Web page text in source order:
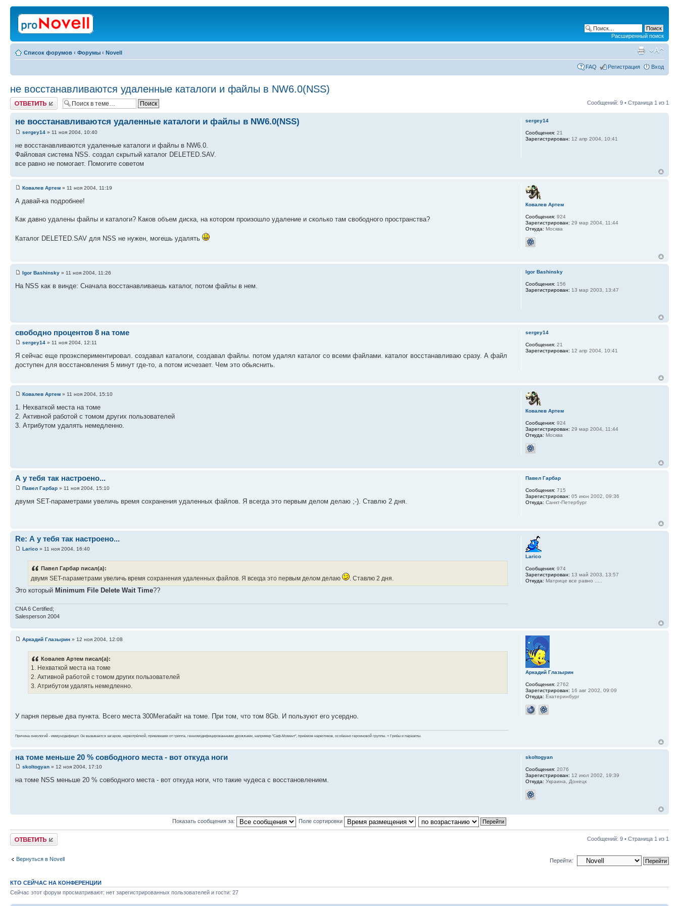
Расширенный поиск
Список форумов ‹ Форумы ‹ Novell
FAQ Регистрация Вход
не восстанавливаются удаленные каталоги и файлы в NW6.0(NSS)
Ответить Сообщений: 9 • Страница 1 из 1
не восстанавливаются удаленные каталоги и файлы в NW6.0(NSS)
sergey14 » 11 ноя 2004, 10:40
не восстанавливаются удаленные каталоги и файлы в NW6.0.
Файловая система NSS. создал скрытый каталог DELETED.SAV.
все равно не помогает. Помогите советом
sergey14
Сообщения: 21
Зарегистрирован: 12 апр 2004, 10:41
Ковалев Артем » 11 ноя 2004, 11:19
А давай-ка подробнее!
Как давно удалены файлы и каталоги? Каков объем диска, на котором произошло удаление и сколько там свободного пространства?
Каталог DELETED.SAV для NSS не нужен, могешь удалять
Ковалев Артем
Сообщения: 924
Зарегистрирован: 29 мар 2004, 11:44
Откуда: Москва
Igor Bashinsky » 11 ноя 2004, 11:26
На NSS как в винде: Сначала восстанавливаешь каталог, потом файлы в нем.
Igor Bashinsky
Сообщения: 156
Зарегистрирован: 13 мар 2003, 13:47
свободно процентов 8 на томе
sergey14 » 11 ноя 2004, 12:11
Я сейчас еще проэкспериментировал. создавал каталоги, создавал файлы. потом удалял каталог со всеми файлами. каталог восстанавливаю сразу. А файл
доступен для восстановления 5 минут где-то, а потом исчезает. Чем это обьяснить.
sergey14
Сообщения: 21
Зарегистрирован: 12 апр 2004, 10:41
Ковалев Артем » 11 ноя 2004, 15:10
1. Нехваткой места на томе
2. Активной работой с томом других пользователей
3. Атрибутом удалять немедленно.
Ковалев Артем
Сообщения: 924
Зарегистрирован: 29 мар 2004, 11:44
Откуда: Москва
А у тебя так настроено...
Павел Гарбар » 11 ноя 2004, 15:10
двумя SET-параметрами увеличь время сохранения удаленных файлов. Я всегда это первым делом делаю ;-). Ставлю 2 дня.
Павел Гарбар
Сообщения: 715
Зарегистрирован: 05 июн 2002, 09:36
Откуда: Санкт-Петербург
Re: А у тебя так настроено...
Larico » 11 ноя 2004, 16:40
Павел Гарбар писал(а):
двумя SET-параметрами увеличь время сохранения удаленных файлов. Я всегда это первым делом делаю . Ставлю 2 дня.
Это который Minimum File Delete Wait Time??
CNA 6 Certified;
Salesperson 2004
Larico
Сообщения: 974
Зарегистрирован: 13 май 2003, 13:57
Откуда: Матрице все равно .....
Аркадий Глазырин » 12 ноя 2004, 12:08
Ковалев Артем писал(а):
1. Нехваткой места на томе
2. Активной работой с томом других пользователей
3. Атрибутом удалять немедленно.
У парня первые два пункта. Всего места 300Мегабайт на томе. При том, что том 8Gb. И пользуют его усердно.
Причина онкологий - иммунодефицит. Он вызывается загаром, нервотрёпкой, прививками от гриппа, генномодифицированными дрожжами, например "Саф-Момент", приёмом наркотиков, особенно героиновой группы. + Грибы и паразиты.
Аркадий Глазырин
Сообщения: 2762
Зарегистрирован: 16 авг 2002, 09:09
Откуда: Екатеринбург
на томе меньше 20 % совбодного места - вот откуда ноги
skoltogyan » 12 ноя 2004, 17:10
на томе NSS меньше 20 % совбодного места - вот откуда ноги, что такие чудеса с восстановлением.
skoltogyan
Сообщения: 2076
Зарегистрирован: 12 июл 2002, 19:39
Откуда: Украина, Донецк
Показать сообщения за: Поле сортировки
Ответить Сообщений: 9 • Страница 1 из 1
Вернуться в Novell Перейти:
КТО СЕЙЧАС НА КОНФЕРЕНЦИИ
Сейчас этот форум просматривают: нет зарегистрированных пользователей и гости: 27